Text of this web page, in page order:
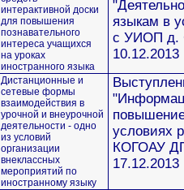
интерактивной доски
для повышения
познавательного
интереса учащихся
на уроках
иностранного языка
языкам в
с УИОП д.
10.12.2013
Дистанционные и
сетевые формы
взаимодействия в
урочной и внеурочной
деятельности - одно
из условий
организации
внеклассных
мероприятий по
иностранному языку
условиях
КОГОАУ
17.12.2013